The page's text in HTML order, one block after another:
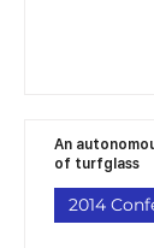
An
of turfglass
2014